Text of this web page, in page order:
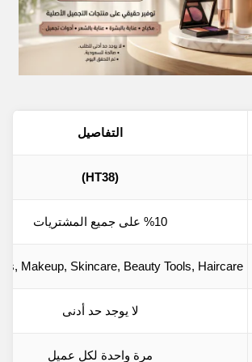
التفاصيل
(HT38)
%10 على جميع المشتريات
Makeup, Skincare, Beauty Tools, Haircare
لا يوجد حد أدنى
مرة واحدة لكل عميل